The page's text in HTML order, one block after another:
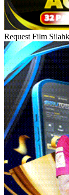
Request Film